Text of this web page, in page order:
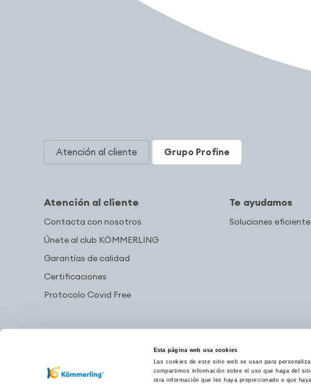
Esta página web usa cookies
Las cookies de este sitio web se usan para
compartimos información sobre el uso que haga del
otra información que les haya proporcionado o que
Atención al cliente
Atención al cliente
Contacta con nosotros
Únete al club KÖMMERLING
Garantías de calidad
Certificaciones
Protocolo Covid Free
Te ayudamos
Soluciones
Grupo Profine